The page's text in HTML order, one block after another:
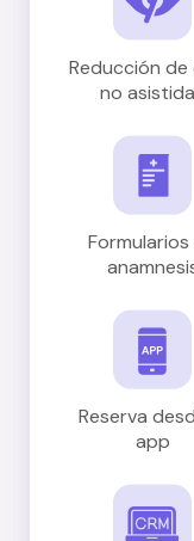
Reducción de
no
Formularios
Reserva
app